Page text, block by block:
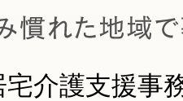
介護支援事